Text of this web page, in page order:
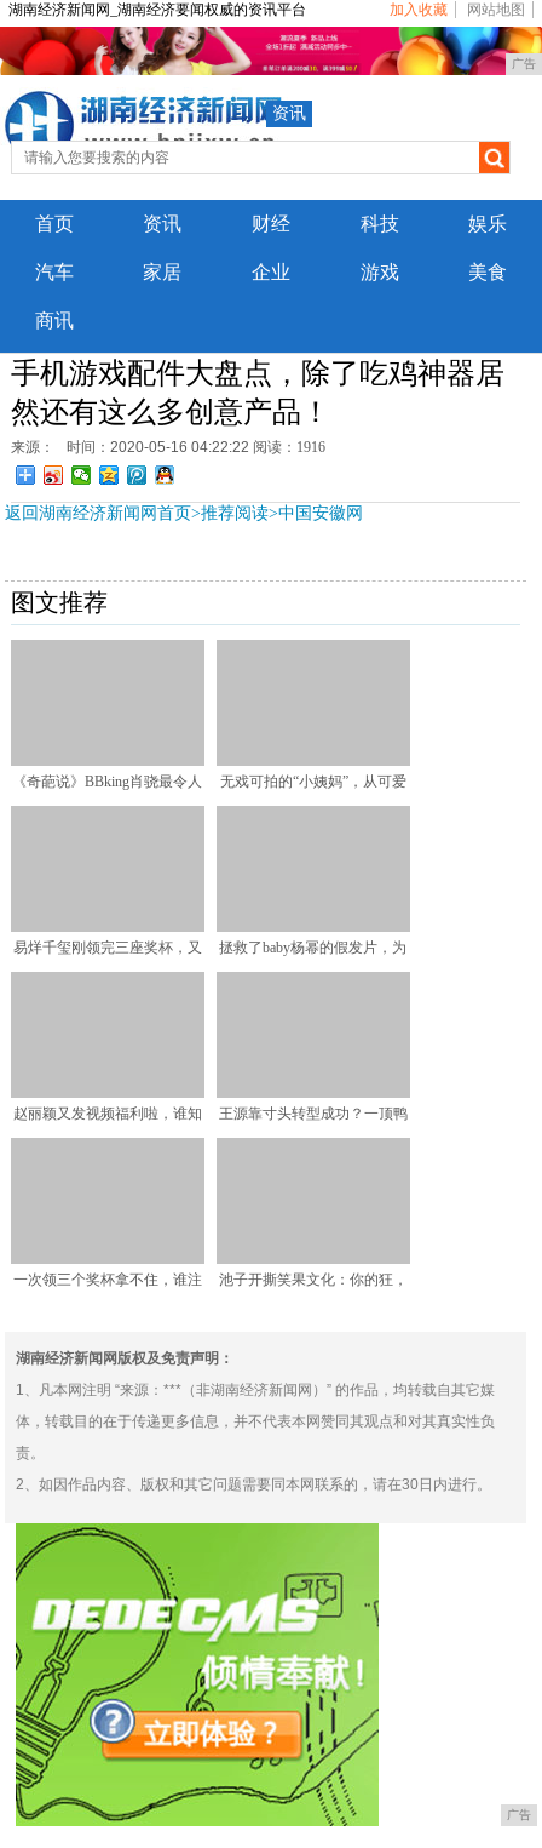
湖南经济新闻网_湖南经济要闻权威的资讯平台 加入收藏 网站地图
广告
资讯
首页 资讯 财经 科技 娱乐
汽车 家居 企业 游戏 美食
商讯
手机游戏配件大盘点，除了吃鸡神器居
然还有这么多创意产品！
来源： 时间：2020-05-16 04:22:22 阅读：1916
返回湖南经济新闻网首页>推荐阅读>中国安徽网
图文推荐
《奇葩说》BBking肖骁最令人
无戏可拍的“小姨妈”，从可爱
易烊千玺刚领完三座奖杯，又
拯救了baby杨幂的假发片，为
赵丽颖又发视频福利啦，谁知
王源靠寸头转型成功？一顶鸭
一次领三个奖杯拿不住，谁注
池子开撕笑果文化：你的狂，
湖南经济新闻网版权及免责声明：
1、凡本网注明 “来源：***（非湖南经济新闻网）” 的作品，均转载自其它媒
体，转载目的在于传递更多信息，并不代表本网赞同其观点和对其真实性负
责。
2、如因作品内容、版权和其它问题需要同本网联系的，请在30日内进行。
广告